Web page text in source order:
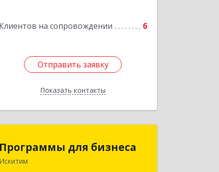
Клиентов на сопровождении 6
Отправить заявку
Показать контакты
Отправить заявку
Назад
Программы для бизнеса
Искитим
Программы для бизнеса